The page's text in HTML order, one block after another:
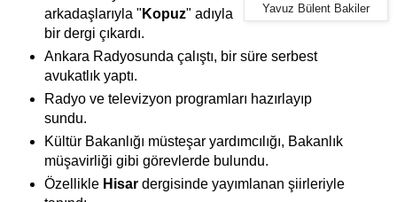
Yavuz Bülent Bakiler
arkadaşlarıyla " Kopuz" adıyla
bir dergi çıkardı.
Ankara Radyosunda çalıştı, bir süre serbest
avukatlık yaptı.
Radyo ve televizyon programları hazırlayıp
sundu.
Kültür Bakanlığı müsteşar yardımcılığı, Bakanlık
müşavirliği gibi görevlerde bulundu.
Özellikle Hisardergisinde yayımlanan şiirleriyle